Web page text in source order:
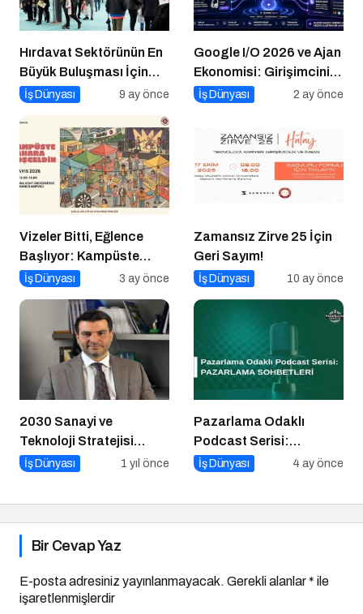
Hırdavat Sektörünün En
Büyük Buluşması İçin
İstanbul Hazır!
İş Dünyası 9 ay önce
Google I/O 2026 ve Ajan
Ekonomisi: Girişimcinin
Yeni Rakibi Arama
İş Dünyası 2 ay önce
Vizeler Bitti, Eğlence
Başlıyor: Kampüste
Bahar Festivali Kaçmaz!
İş Dünyası 3 ay önce
Zamansız Zirve 25 İçin
Geri Sayım!
İş Dünyası 10 ay önce
2030 Sanayi ve
Teknoloji Stratejisi
Açıklandı
İş Dünyası 1 yıl önce
Pazarlama Odaklı
Podcast Serisi:
Pazarlama Sohbetleri
İş Dünyası 4 ay önce
Bir Cevap Yaz
E-posta adresiniz yayınlanmayacak. Gerekli alanlar* ile
işaretlenmişlerdir